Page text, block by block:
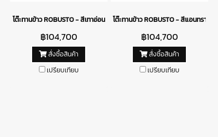
โต๊ะทานข้าว ROBUSTO - สีเทาอ่อน
฿104,700
สั่งซื้อสินค้า
เปรียบเทียบ
โต๊ะทานข้าว ROBUSTO​ - สีแอนทราไซต์
฿104,700
สั่งซื้อสินค้า
เปรียบเทียบ